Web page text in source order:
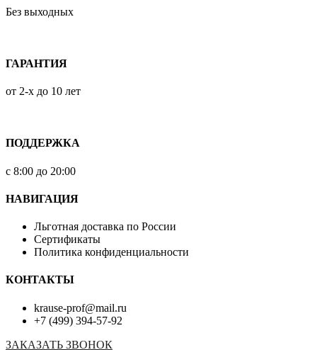
Без выходных
ГАРАНТИЯ
от 2-х до 10 лет
ПОДДЕРЖКА
с 8:00 до 20:00
НАВИГАЦИЯ
Льготная доставка по России
Сертификаты
Политика конфиденциальности
КОНТАКТЫ
krause-prof@mail.ru
+7 (499) 394-57-92
ЗАКАЗАТЬ ЗВОНОК